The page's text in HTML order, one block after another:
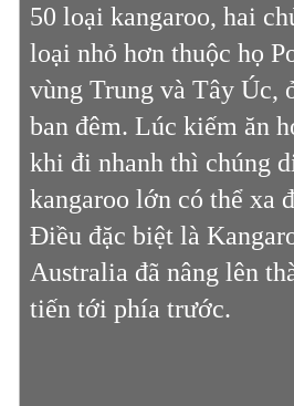
50 loại kangaroo, hai
loại nhỏ hơn thuộc họ
vùng Trung và Tây Úc,
ban đêm. Lúc kiếm ăn
khi đi nhanh thì chúng
kangaroo lớn có thể xa
Điều đặc biệt là
Australia đã nâng lên
tiến tới phía trước.